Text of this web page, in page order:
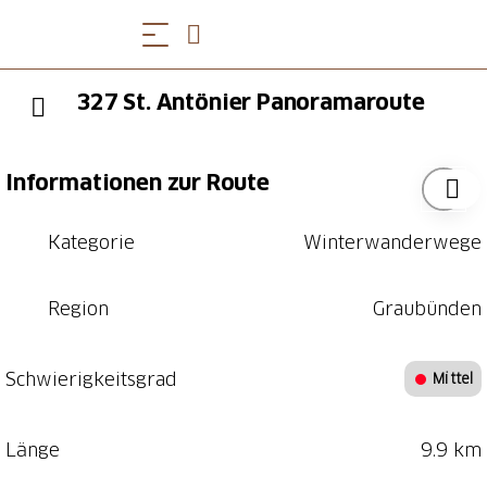
327 St. Antönier Panoramaroute
Informationen zur Route
Kategorie Winterwanderwege
Region Graubünden
Schwierigkeitsgrad Mittel
Länge 9.9 km